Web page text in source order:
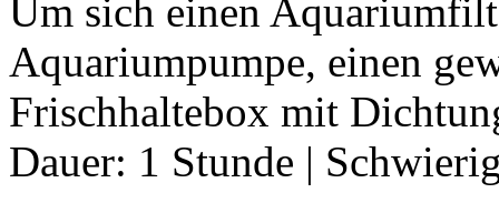
Um sich einen
Aquariumpumpe, einen
Frischhaltebox mit
Dauer: 1 Stunde |